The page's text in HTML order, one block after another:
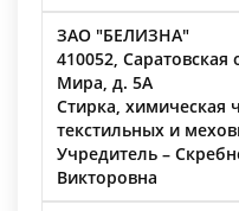
ЗАО "БЕЛИЗНА"
410052, Саратовская
Мира, д. 5А
Стирка, химическая
текстильных и
Учредитель –
Викторовна